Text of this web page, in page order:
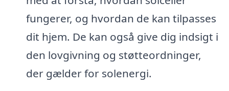
fungerer, og hvordan de kan tilpasses
dit hjem. De kan også give dig indsigt i
den lovgivning og støtteordninger,
der gælder for solenergi.